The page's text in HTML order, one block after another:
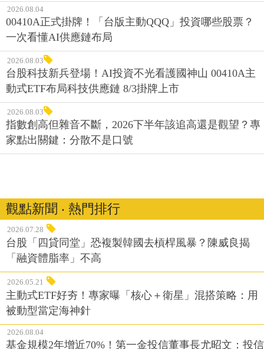
2026.08.04
00410A正式掛牌！「台版主動QQQ」投資哪些股票？
一次看懂AI供應鏈布局
2026.08.03
台股科技新兵登場！AI投資不光看護國神山 00410A主
動式ETF布局科技供應鏈 8/3掛牌上市
2026.08.03
指數創高但雜音不斷，2026下半年該追高還是觀望？專
家點出關鍵：分散不是口號
觀點新聞 ‧ 熱門排行
2026.07.28
台股「四貸同堂」恐複製韓國去槓桿風暴？陳威良揭
「融資體脂率」不高
2026.05.21
主動式ETF好夯！專家曝「核心＋衛星」混搭策略：用
被動型當定海神針
2026.08.04
基金規模2年增近70%！第一金投信董事長尤昭文：投信